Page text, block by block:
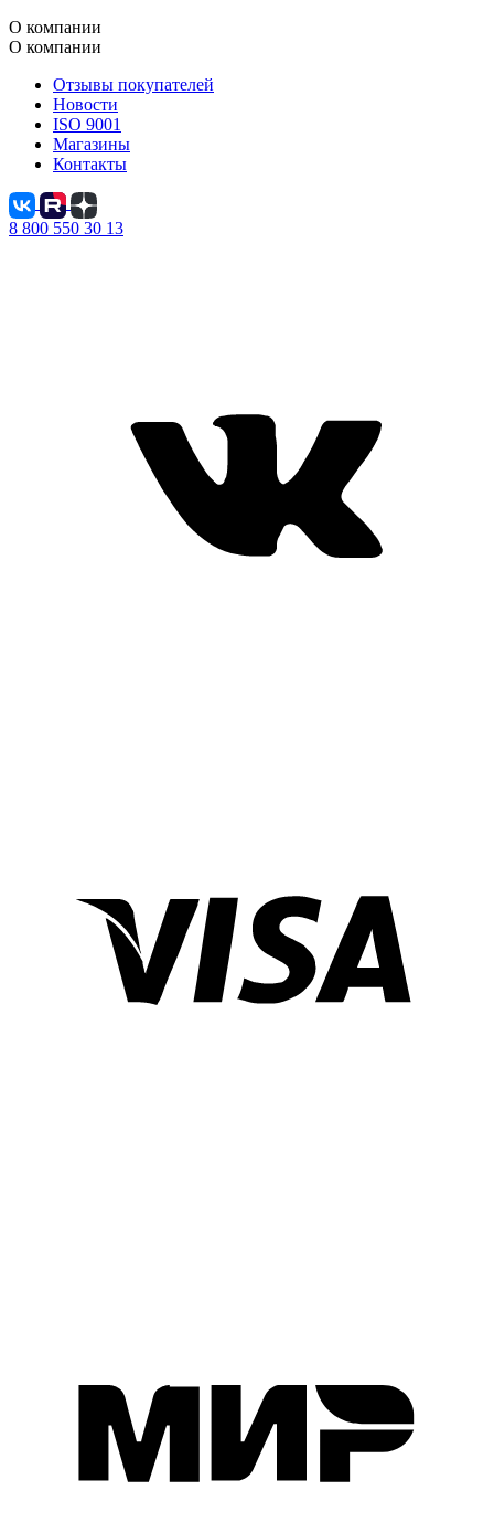
О компании
О компании
Отзывы покупателей
Новости
ISO 9001
Магазины
Контакты
8 800 550 30 13